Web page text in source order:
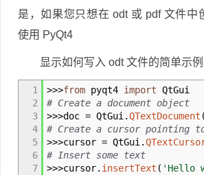
是，如果您只想在 odt 或 pdf 文件中
使用 PyQt4
显示如何写入 odt 文件的简单示例
1
2
3
4
5
6
7
>>>from pyqt4 import QtGui
# Create a document object
>>>doc = QtGui.QTextDocument (
# Create a cursor pointing
>>>cursor = QtGui.
# Insert some text
>>>cursor. insertText ( 'Hello